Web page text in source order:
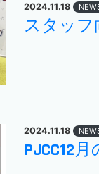
2024.11.18
スタッ
2024.11.18
PJCC12